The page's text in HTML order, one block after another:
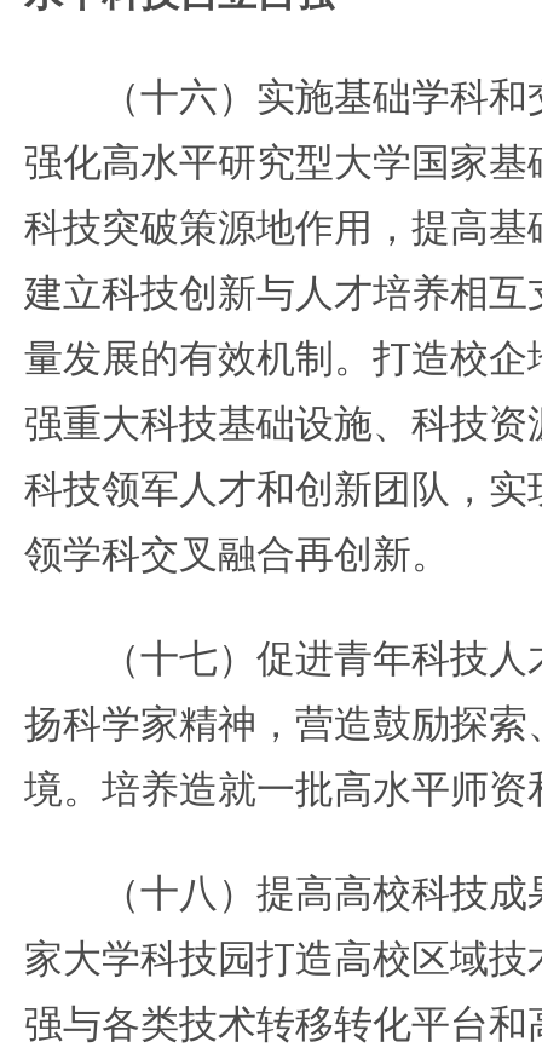
（十六）实施基础学科和
强化高水平研究型大学国家
科技突破策源地作用，提高
建立科技创新与人才培养相
量发展的有效机制。打造校
强重大科技基础设施、科技
科技领军人才和创新团队，
领学科交叉融合再创新。
（十七）促进青年科技人
扬科学家精神，营造鼓励探
境。培养造就一批高水平师资
（十八）提高高校科技成
家大学科技园打造高校区域
强与各类技术转移转化平台